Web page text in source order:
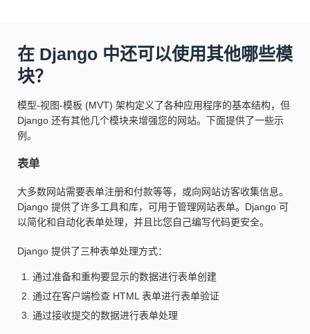
在 Django 中还可以使用其他哪些模
块？
模型-视图-模板 (MVT) 架构定义了各种应用程序的基本结构，但
Django 还有其他几个模块来增强您的网站。下面提供了一些示
例。
表单
大多数网站需要表单注册和付款等等，或向网站访客收集信息。
Django 提供了许多工具和库，可用于管理网站表单。Django 可
以简化和自动化表单处理，并且比您自己编写代码更安全。
Django 提供了三种表单处理方式：
通过准备和重构要显示的数据进行表单创建
通过在客户端检查 HTML 表单进行表单验证
通过接收提交的数据进行表单处理